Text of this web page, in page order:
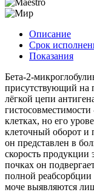
Описание
Срок
Показания
Бета-2-
присутствующий на
лёгкой цепи
клетках, но его
клеточный оборот
он представлен в
скорость продукции
почках он
полной
моче выявляются